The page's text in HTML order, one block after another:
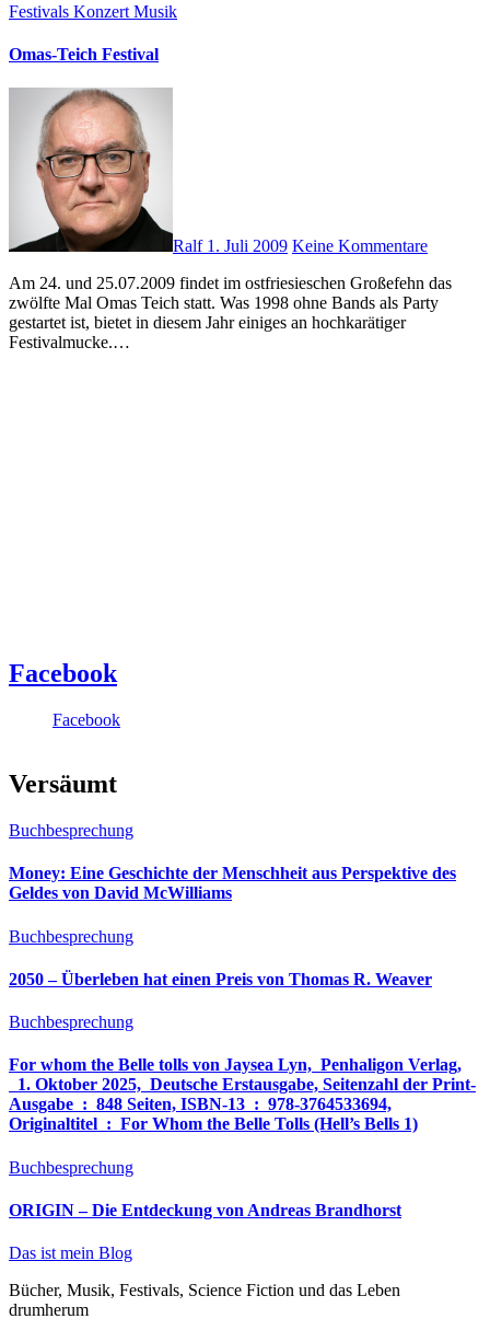
Festivals Konzert Musik
Omas-Teich Festival
Ralf 1. Juli 2009 Keine Kommentare
Am 24. und 25.07.2009 findet im ostfriesieschen Großefehn das
zwölfte Mal Omas Teich statt. Was 1998 ohne Bands als Party
gestartet ist, bietet in diesem Jahr einiges an hochkarätiger
Festivalmucke.…
Facebook
Facebook
Versäumt
Buchbesprechung
Money: Eine Geschichte der Menschheit aus Perspektive des
Geldes von David McWilliams
Buchbesprechung
2050 – Überleben hat einen Preis von Thomas R. Weaver
Buchbesprechung
For whom the Belle tolls von Jaysea Lyn, ‎ Penhaligon Verlag,
‎ 1. Oktober 2025, ‎ Deutsche Erstausgabe, Seitenzahl der Print-
Ausgabe ‏ : ‎ 848 Seiten, ISBN-13 ‏ : ‎ 978-3764533694,
Originaltitel ‏ : ‎ For Whom the Belle Tolls (Hell’s Bells 1)
Buchbesprechung
ORIGIN – Die Entdeckung von Andreas Brandhorst
Das ist mein Blog
Bücher, Musik, Festivals, Science Fiction und das Leben
drumherum